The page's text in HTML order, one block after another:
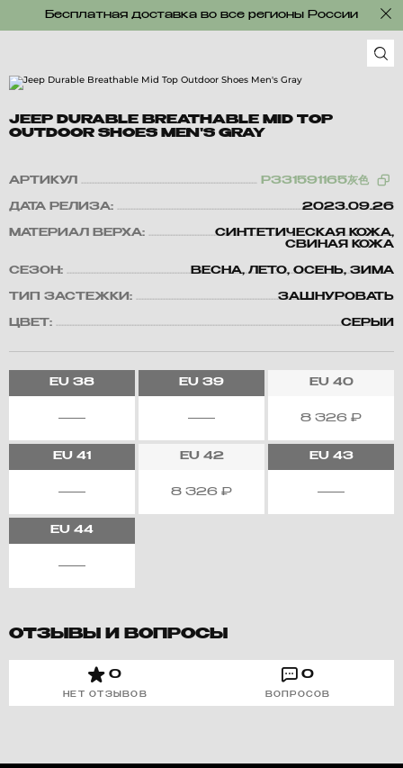
Бесплатная доставка во все регионы России
JEEP DURABLE BREATHABLE MID TOP
OUTDOOR SHOES MEN'S GRAY
АРТИКУЛ P331591165灰色
ДАТА РЕЛИЗА: 2023.09.26
МАТЕРИАЛ ВЕРХА:
СИНТЕТИЧЕСКАЯ КОЖА,
СВИНАЯ КОЖА
СЕЗОН: ВЕСНА, ЛЕТО, ОСЕНЬ, ЗИМА
ТИП ЗАСТЕЖКИ: ЗАШНУРОВАТЬ
ЦВЕТ: СЕРЫЙ
EU 38 EU 39 EU40
8 326 ₽
EU 41 EU42
8 326 ₽
EU43
EU 44
ОТЗЫВЫ И ВОПРОСЫ
0
НЕТ ОТЗЫВОВ
0
ВОПРОСОВ